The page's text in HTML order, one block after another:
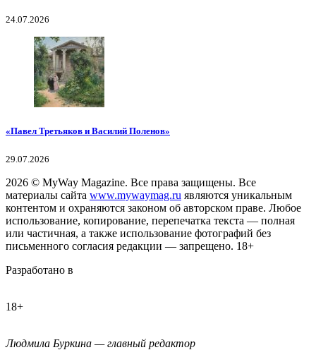
24.07.2026
«Павел Третьяков и Василий Поленов»
29.07.2026
2026 © MyWay Magazine. Все права защищены. Все
материалы сайта www.mywaymag.ru являются уникальным
контентом и охраняются законом об авторском праве. Любое
использование, копирование, перепечатка текста — полная
или частичная, а также использование фотографий без
письменного согласия редакции — запрещено. 18+
Разработано в
18+
Людмила Буркина — главный редактор